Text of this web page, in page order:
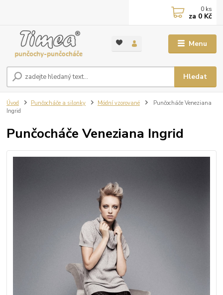
Menu
Hledat
0 ks
za 0 Kč
Úvod Punčocháče a silonky Módní vzorované
Punčocháče Veneziana
Ingrid
Punčocháče Veneziana Ingrid